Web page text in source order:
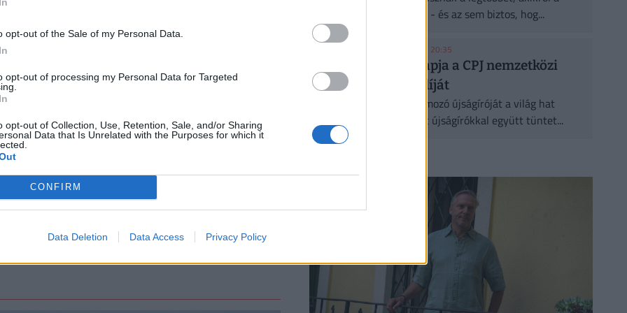
opt-out of the Sale of my Personal Data.
opt-out of processing my Personal Data for Targeted
opt-out of Collection, Use, Retention, Sale, and/or Sharing
Data that Is Unrelated with the Purposes for which it
CONFIRM
Data Deletion Data Access Privacy Policy
közre, a végleges tartalmat újságírónk szerkesztette és
szólhat hozzá.Belépés itt!
itt találod.
Legyél te az első!
statisztikák ezt állítják - és az sem biztos, hog...
| 2026. augusztus 5. 20:35
Panyi Szabolcs kapja a CPJ nemzetközi
sajtószabadság-díját
A Direkt36 volt oknyomozó újságíróját a világ hat
országából kiválasztott újságírókkal együtt tüntet...